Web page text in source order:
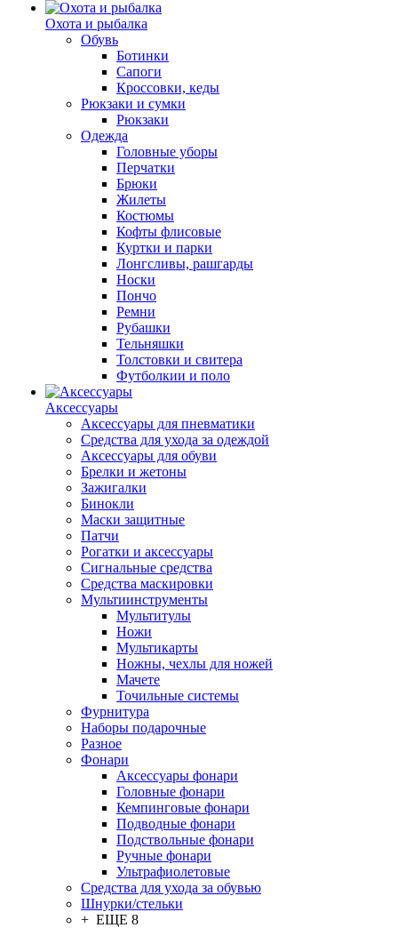
Охота и рыбалка
Обувь
Ботинки
Сапоги
Кроссовки, кеды
Рюкзаки и сумки
Рюкзаки
Одежда
Головные уборы
Перчатки
Брюки
Жилеты
Костюмы
Кофты флисовые
Куртки и парки
Лонгсливы, рашгарды
Носки
Пончо
Ремни
Рубашки
Тельняшки
Толстовки и свитера
Футболкии и поло
Аксессуары
Аксессуары для пневматики
Средства для ухода за одеждой
Аксессуары для обуви
Брелки и жетоны
Зажигалки
Бинокли
Маски защитные
Патчи
Рогатки и аксессуары
Сигнальные средства
Средства маскировки
Мультиинструменты
Мультитулы
Ножи
Мультикарты
Ножны, чехлы для ножей
Мачете
Точильные системы
Фурнитура
Наборы подарочные
Разное
Фонари
Аксессуары фонари
Головные фонари
Кемпинговые фонари
Подводные фонари
Подствольные фонари
Ручные фонари
Ультрафиолетовые
Средства для ухода за обувью
Шнурки/стельки
+ ЕЩЕ 8